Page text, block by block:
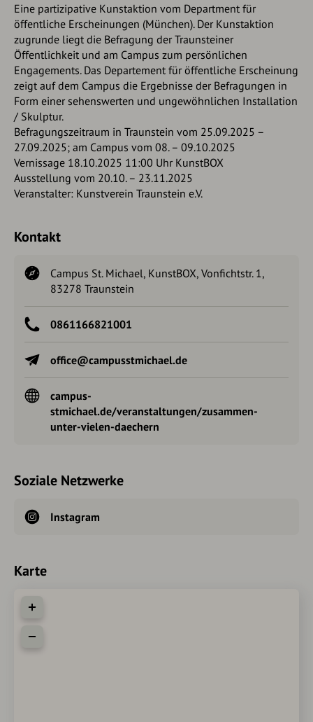
Eine partizipative Kunstaktion vom Department für
öffentliche Erscheinungen (München). Der Kunstaktion
zugrunde liegt die Befragung der Traunsteiner
Öffentlichkeit und am Campus zum persönlichen
Engagements. Das Departement für öffentliche Erscheinung
zeigt auf dem Campus die Ergebnisse der Befragungen in
Form einer sehenswerten und ungewöhnlichen Installation
/ Skulptur.
Befragungszeitraum in Traunstein vom 25.09.2025 –
27.09.2025; am Campus vom 08. – 09.10.2025
Vernissage 18.10.2025 11:00 Uhr KunstBOX
Ausstellung vom 20.10. – 23.11.2025
Veranstalter: Kunstverein Traunstein e.V.
Kontakt
Campus St. Michael, KunstBOX, Vonfichtstr. 1,
83278 Traunstein
0861166821001
office@campusstmichael.de
campus-
stmichael.de/veranstaltungen/zusammen-
unter-vielen-daechern
Soziale Netzwerke
Instagram
Karte